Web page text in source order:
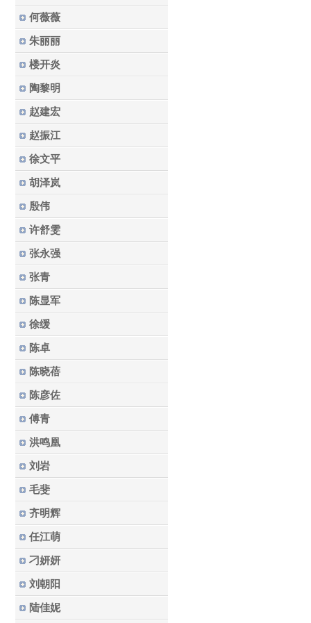
何薇薇
朱丽丽
楼开炎
陶黎明
赵建宏
赵振江
徐文平
胡泽岚
殷伟
许舒雯
张永强
张青
陈显军
徐缓
陈卓
陈晓蓓
陈彦佐
傅青
洪鸣凰
刘岩
毛斐
齐明辉
任江萌
刁妍妍
刘朝阳
陆佳妮